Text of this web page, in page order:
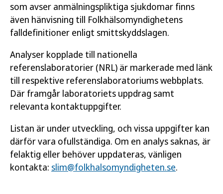
som avser anmälningspliktiga sjukdomar finns
även hänvisning till Folkhälsomyndighetens
falldefinitioner enligt smittskyddslagen.
Analyser kopplade till nationella
referenslaboratorier (NRL) är markerade med länk
till respektive referenslaboratoriums webbplats.
Där framgår laboratoriets uppdrag samt
relevanta kontaktuppgifter.
Listan är under utveckling, och vissa uppgifter kan
därför vara ofullständiga. Om en analys saknas, är
felaktig eller behöver uppdateras, vänligen
kontakta: slim@folkhalsomyndigheten.se.